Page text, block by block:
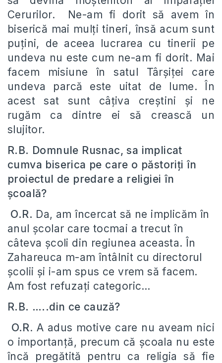
Cerurilor. Ne-am fi dorit să avem în
biserică mai mulți tineri, însă acum sunt
puțini, de aceea lucrarea cu tinerii pe
undeva nu este cum ne-am fi dorit. Mai
facem misiune în satul Târșiței care
undeva parcă este uitat de lume. În
acest sat sunt câțiva creștini și ne
rugăm ca dintre ei să crească un
slujitor.
R.B. Domnule Rusnac, sa implicat
cumva biserica pe care o păstoriți în
proiectul de predare a religiei în
școală?
O.R. Da, am încercat să ne implicăm în
anul școlar care tocmai a trecut în
câteva școli din regiunea aceasta. În
Zahareuca m-am întâlnit cu directorul
școlii și i-am spus ce vrem să facem.
Am fost refuzați categoric…
R.B. …..din ce cauză?
O.R. A adus motive care nu aveam nici
o importanță, precum că școala nu este
încă pregătită pentru ca religia să fie